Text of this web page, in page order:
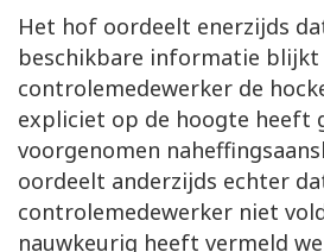
Het hof oordeelt enerzijds
beschikbare informatie blijkt
controlemedewerker de
expliciet op de hoogte heeft
voorgenomen
oordeelt anderzijds echter
controlemedewerker niet
nauwkeurig heeft vermeld